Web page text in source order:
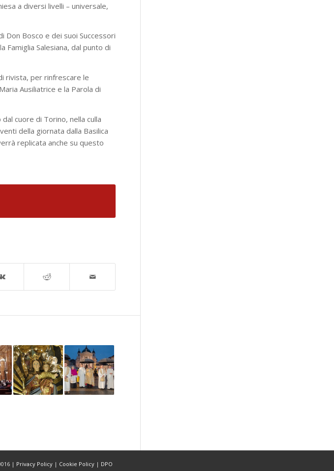
a diversi livelli – universale,
Don Bosco e dei suoi Successori
Salesiana, dal punto di
rivista, per rinfrescare le
Ausiliatrice e la Parola di
cuore di Torino, nella culla
della giornata dalla Basilica
replicata anche su questo
| Privacy Policy | Cookie Policy | DPO